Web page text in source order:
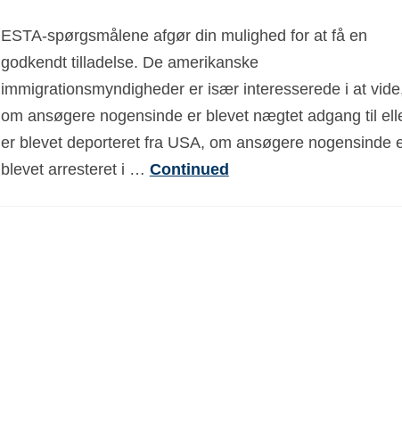
ESTA-spørgsmålene afgør din mulighed for at få en
godkendt tilladelse. De amerikanske
immigrationsmyndigheder er især interesserede i at
om ansøgere nogensinde er blevet nægtet adgang til
er blevet deporteret fra USA, om ansøgere nogensinde
blevet arresteret i … Continued